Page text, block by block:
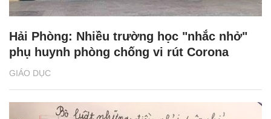
GIÁO DỤC
Hải Phòng: Nhiều trường học "nhắc nhở"
phụ huynh phòng chống vi rút Corona